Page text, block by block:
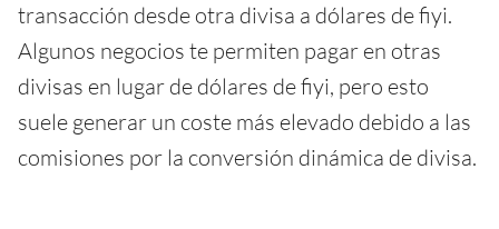
transacción desde otra divisa a dólares de fiyi.
Algunos negocios te permiten pagar en otras
divisas en lugar de dólares de fiyi, pero esto
suele generar un coste más elevado debido a las
comisiones por la conversión dinámica de divisa.